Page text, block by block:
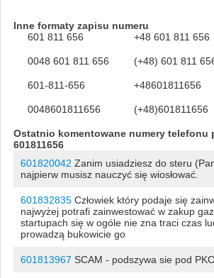
Inne formaty zapisu numeru
601 811 656
+48 601 811 656
0048 601 811 656 (+48) 601 811
601-811-656 +48601811656
0048601811656 (+48)601811656
Ostatnio komentowane numery telefonu
601811656
601820042 Zanim usiadziesz do steru
najpierw musisz nauczyć się wiosłować.
601832835Człowiek który podaje się
najwyżej potrafi zainwestować w zakup
startupach się w ogóle nie zna traci czas
prowadzą bukowicie go
601813967 SCAM - podszywa sie pod